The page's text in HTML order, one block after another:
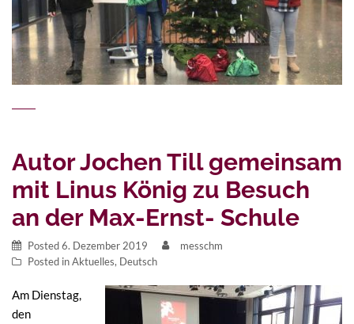
Autor Jochen Till gemeinsam
mit Linus König zu Besuch
an der Max-Ernst- Schule
Posted6. Dezember 2019
messchm
Posted inAktuelles, Deutsch
Am Dienstag,
den